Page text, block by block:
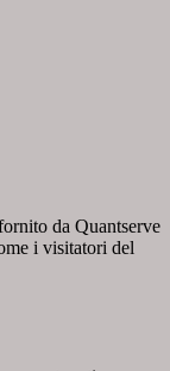
da Quantserve
i visitatori del